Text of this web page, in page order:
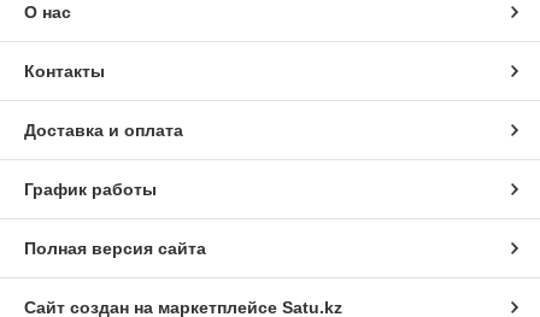
О нас
Контакты
Доставка и оплата
График работы
Полная версия сайта
Сайт создан на маркетплейсе Satu.kz